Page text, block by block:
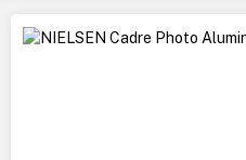
Ignorer la galerie d'images